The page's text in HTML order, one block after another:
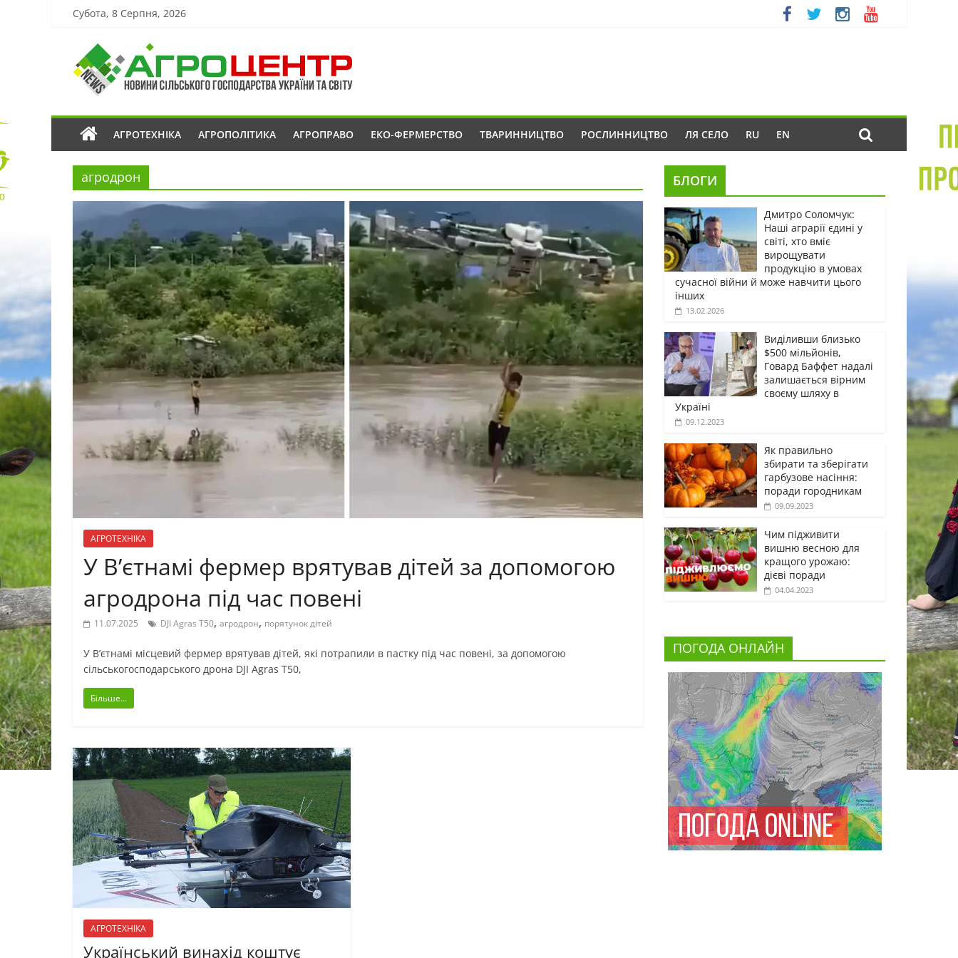
Субота, 8 Серпня, 2026
АГРОТЕХНІКА АГРОПОЛІТИКА АГРОПРАВО ЕКО-ФЕРМЕРСТВО ТВАРИННИЦТВО РОСЛИННИЦТВО ЛЯ СЕЛО RU EN
агродрон
АГРОТЕХНІКА
У В’єтнамі фермер врятував дітей за допомогою
агродрона під час повені
11.07.2025 DJI Agras T50, агродрон, порятунок дітей
У В’єтнамі місцевий фермер врятував дітей, які потрапили в пастку під час повені, за допомогою
сільськогосподарського дрона DJI Agras T50,
Більше...
АГРОТЕХНІКА
Український винахід коштує
БЛОГИ
Дмитро Соломчук:
Наші аграрії єдині у
світі, хто вміє
вирощувати
продукцію в умовах
сучасної війни й може навчити цього
інших
13.02.2026
Виділивши близько
$500 мільйонів,
Говард Баффет надалі
залишається вірним
своєму шляху в
Україні
09.12.2023
Як правильно
збирати та зберігати
гарбузове насіння:
поради городникам
09.09.2023
Чим підживити
вишню весною для
кращого урожаю:
дієві поради
04.04.2023
ПОГОДА ОНЛАЙН